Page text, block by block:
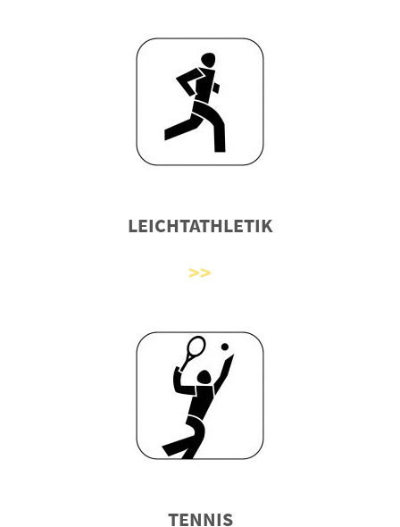
LEICHTATHLETIK
TENNIS